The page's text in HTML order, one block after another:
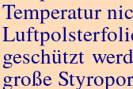
Temperatur
geschützt
große